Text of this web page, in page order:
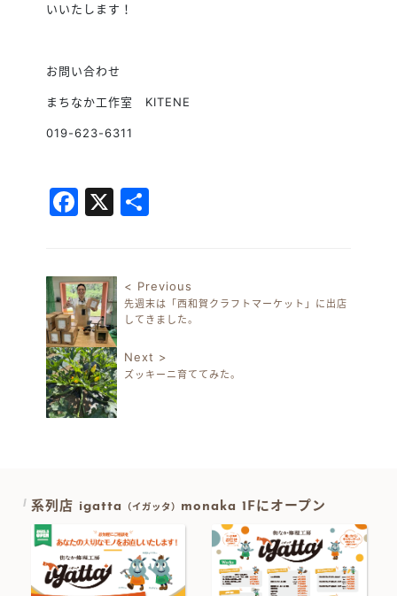
いいたします！
お問い合わせ
まちなか工作室 KITENE
019-623-6311
Facebook
X
投稿ナビゲーション
< Previous
先週末は「西和賀クラフトマーケット」に出店
してきました。
Next >
ズッキーニ育ててみた。
系列店 igatta （イガッタ） monaka 1Fにオープン